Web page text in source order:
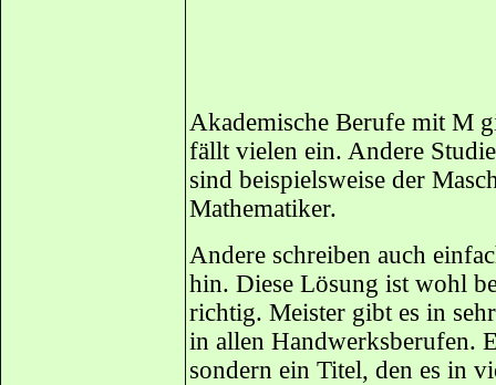
Akademische Berufe mit M
fällt vielen ein. Andere
sind beispielsweise der
Mathematiker.
Andere schreiben auch
hin. Diese Lösung ist wohl
richtig. Meister gibt es in
in allen Handwerksberufen.
sondern ein Titel, den es in